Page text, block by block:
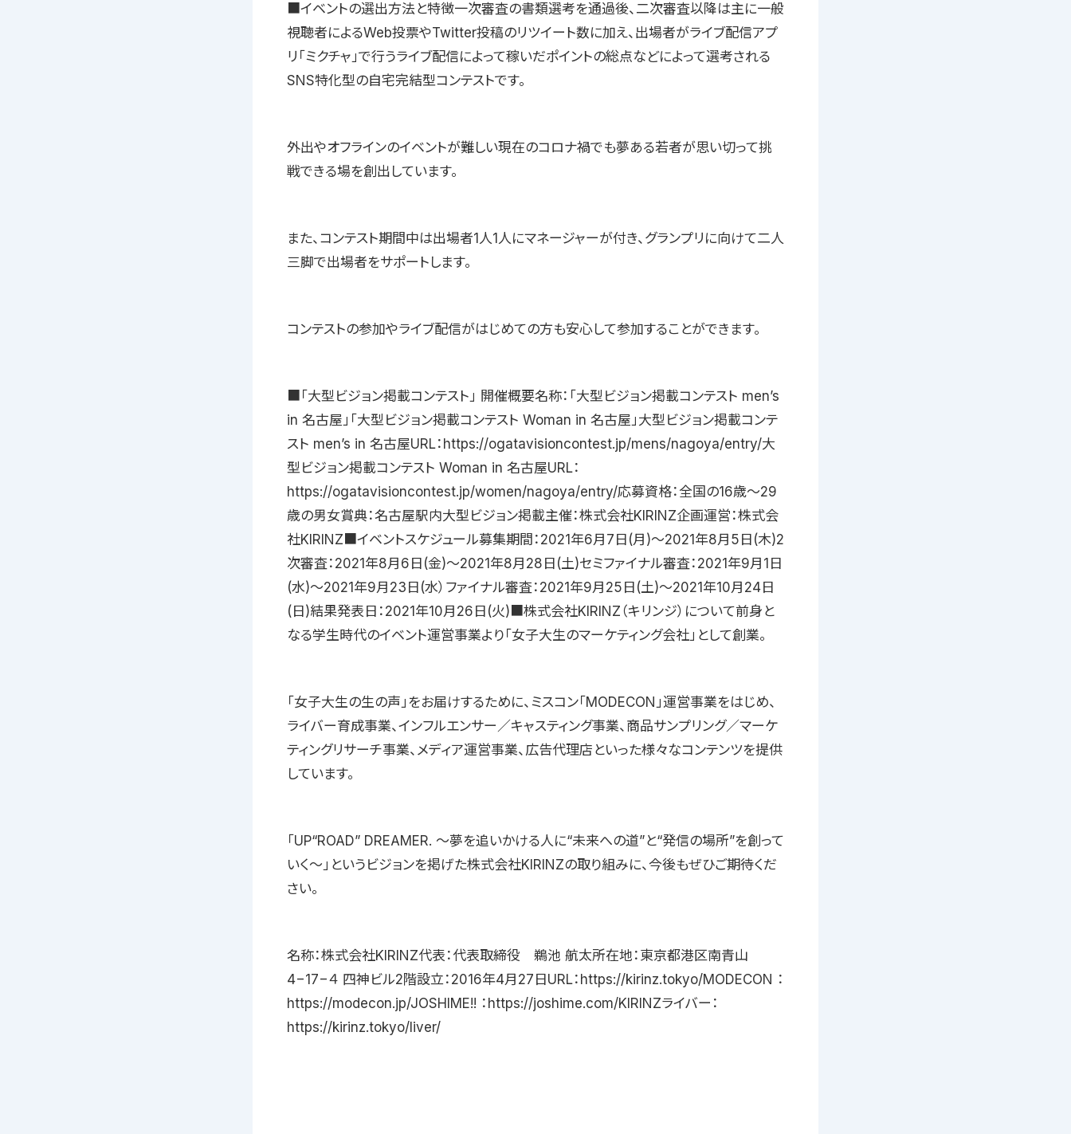
■イベントの選出方法と特徴一次審査の書類選考を通過後、二次審査以降は主に一般
視聴者によるWeb投票やTwitter投稿のリツイート数に加え、出場者がライブ配信アプ
リ「ミクチャ」で行うライブ配信によって稼いだポイントの総点などによって選考される
SNS特化型の自宅完結型コンテストです。
外出やオフラインのイベントが難しい現在のコロナ禍でも夢ある若者が思い切って挑
戦できる場を創出しています。
また、コンテスト期間中は出場者1人1人にマネージャーが付き、グランプリに向けて二人
三脚で出場者をサポートします。
コンテストの参加やライブ配信がはじめての方も安心して参加することができます。
■「大型ビジョン掲載コンテスト」 開催概要名称：「大型ビジョン掲載コンテスト men’s
in 名古屋」「大型ビジョン掲載コンテスト Woman in 名古屋」大型ビジョン掲載コンテ
スト men’s in 名古屋URL：https://ogatavisioncontest.jp/mens/nagoya/entry/大
型ビジョン掲載コンテスト Woman in 名古屋URL：
https://ogatavisioncontest.jp/women/nagoya/entry/応募資格：全国の16歳〜29
歳の男女賞典：名古屋駅内大型ビジョン掲載主催：株式会社KIRINZ企画運営：株式会
社KIRINZ■イベントスケジュール募集期間：2021年6月7日(月)〜2021年8月5日(木)2
次審査：2021年8月6日(金)〜2021年8月28日(土)セミファイナル審査：2021年9月1日
(水)〜2021年9月23日(水）ファイナル審査：2021年9月25日(土)〜2021年10月24日
(日)結果発表日：2021年10月26日(火)■株式会社KIRINZ（キリンジ）について前身と
なる学生時代のイベント運営事業より「女子大生のマーケティング会社」として創業。
「女子大生の生の声」をお届けするために、ミスコン「MODECON」運営事業をはじめ、
ライバー育成事業、インフルエンサー／キャスティング事業、商品サンプリング／マーケ
ティングリサーチ事業、メディア運営事業、広告代理店といった様々なコンテンツを提供
しています。
「UP“ROAD” DREAMER. 〜夢を追いかける人に“未来への道”と“発信の場所”を創って
いく〜」というビジョンを掲げた株式会社KIRINZの取り組みに、今後もぜひご期待くだ
さい。
名称：株式会社KIRINZ代表：代表取締役 鵜池 航太所在地：東京都港区南青山
4−17−４ 四神ビル2階設立：2016年4月27日URL：https://kirinz.tokyo/MODECON ：
https://modecon.jp/JOSHIME!! ：https://joshime.com/KIRINZライバー：
https://kirinz.tokyo/liver/